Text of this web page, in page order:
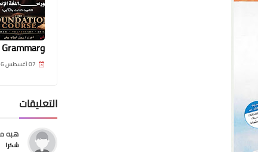
وGrammar وWriting وReading وTranslation
07 أغسطس 2026
التعليقات
هبه
شكرا